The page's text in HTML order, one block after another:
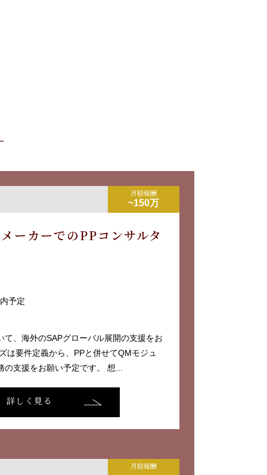
月額報酬
~150万
ーカーでのPPコンサルタ
予定
て、海外のSAPグローバル展開の支援をお
は要件定義から、PPと併せてQMモジュ
支援をお願い予定です。 想...
詳しく見る
月額報酬